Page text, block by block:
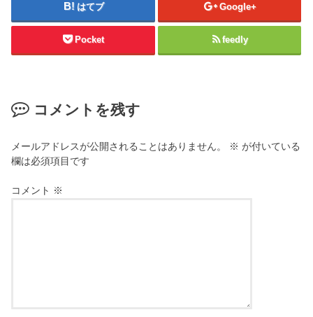
はてブ Google+
Pocket feedly
コメントを残す
メールアドレスが公開されることはありません。 ※ が付いている
欄は必須項目です
コメント ※